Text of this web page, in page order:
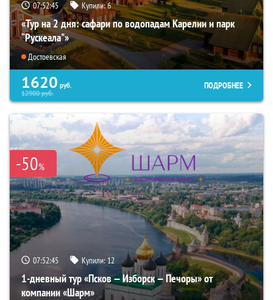
07:52:44 Купили:6
«Тур на 2 дня: сафари по водопадам Карелии и парк
“Рускеала"»
Достоевская
1620 руб.
12900руб.
ПОДРОБНЕЕ
-50%
07:52:44 Купили:12
1-дневный тур «Псков — Изборск — Печоры» от
компании «Шарм»